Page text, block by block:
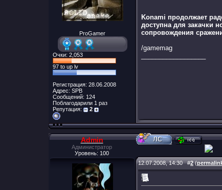
ProGamer
Очки: 2,053
97 to up lv
Регистрация: 28.06.2008
Адрес: SPB
Сообщений: 124
Поблагодарили 1 раз
Репутация:
2
Konami продолжает
доступна для закачки
сопровождения
/gamemag
Admin
Администратор
Уровень: 100
12.07.2008, 14:30#2(